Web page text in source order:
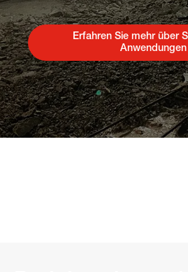
Erfahren Sie mehr über
Anwendungen